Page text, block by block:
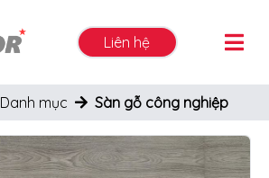
Liên hệ
Danh mục Sàn gỗ công nghiệp